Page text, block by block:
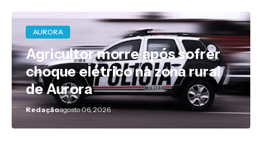
AURORA
Agricultor morre após sofrer
choque elétrico na zona rural
de Aurora
Redaçãoagosto 06, 2026